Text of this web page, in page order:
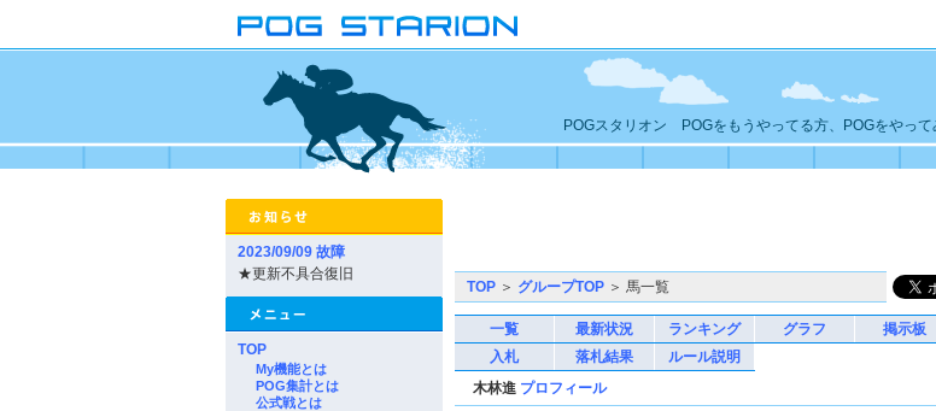
POGスタリオン POGをもうやってる方、POGをやっ
2023/09/09 故障
★更新不具合復旧
TOP
My機能とは
POG集計とは
公式戦とは
TOP ＞ グループTOP ＞ 馬一覧
一覧 最新状況 ランキング グラフ 掲示板
入札
落札結果
ルール説明
木林進 プロフィール